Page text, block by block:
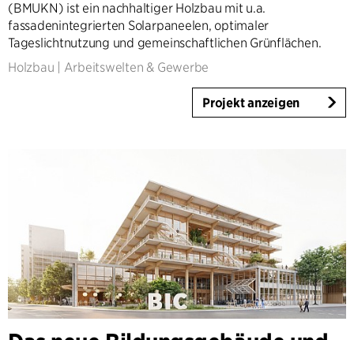
Workplace Design
Land
Dänemark
Norwegen
Schweden
United Kingdom
(BMUKN) ist ein nachhaltiger Holzbau mit u.a.
fassadenintegrierten Solarpaneelen, optimaler
Tageslichtnutzung und gemeinschaftlichen Grünflächen.
Holzbau
Arbeitswelten & Gewerbe
Projekt anzeigen